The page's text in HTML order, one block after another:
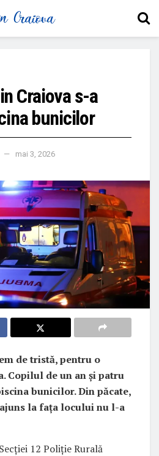
Craiova s-a
bunicilor
mai 3, 2026
de tristă, pentru o
Copilul de un an și patru
bunicilor. Din păcate,
la fața locului nu l-a
12 Poliție Rurală